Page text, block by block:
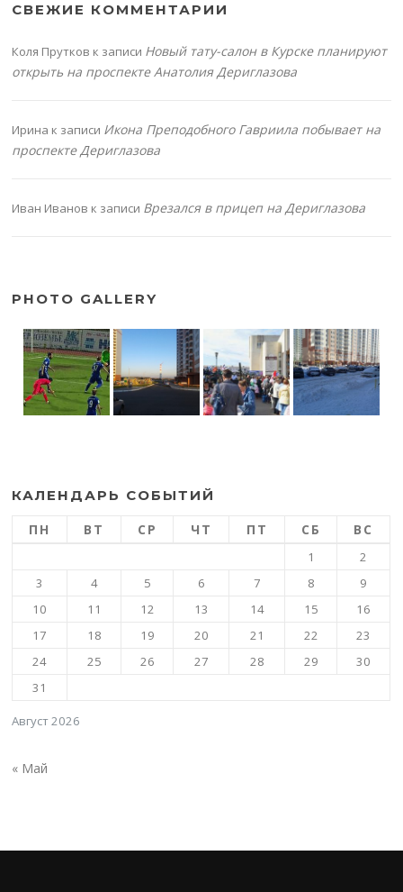
СВЕЖИЕ КОММЕНТАРИИ
Коля Прутков к записи Новый тату-салон в Курске планируют
открыть на проспекте Анатолия Дериглазова
Ирина к записи Икона Преподобного Гавриила побывает на
проспекте Дериглазова
Иван Иванов к записи Врезался в прицеп на Дериглазова
PHOTO GALLERY
КАЛЕНДАРЬ СОБЫТИЙ
Август 2026
ПН ВТ СР ЧТ ПТ СБ ВС
1
2
3
4 5 6 7 8
9
10
11 12 13 14 15
16
17
18 19 20 21 22
23
24
25 26 27 28 29
30
31
« Май